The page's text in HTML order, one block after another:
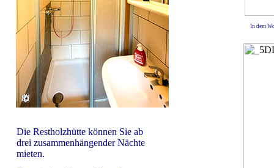
Die Restholzhütte können Sie ab
drei zusammenhängender Nächte
mieten.
In dem